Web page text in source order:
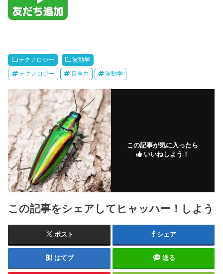
テクノロジー 波動学
テクノロジー 反重力 波動学
この記事が気に入ったら
いいねしよう！
この記事をシェアしてヒャッハー！しよう
ポスト シェア
はてブ 送る